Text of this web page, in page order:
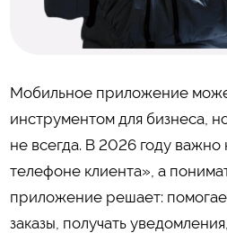
Мобильное приложение
инструментом для бизнеса,
не всегда. В 2026 году важно
телефоне клиента», а
приложение решает:
заказы, получать